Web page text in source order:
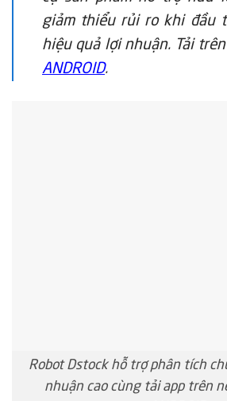
giảm thiểu rủi ro khi đầu
hiệu quả lợi nhuận. Tải
ANDROID.
Robot Dstock hỗ trợ phân tích
nhuận cao cùng tải app trên